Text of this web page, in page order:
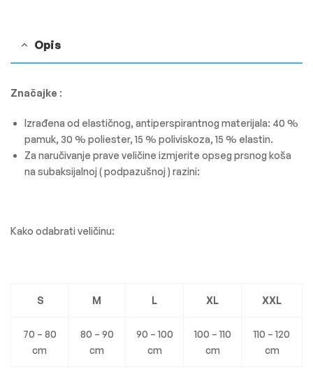
Opis
Značajke :
Izrađena od elastičnog, antiperspirantnog materijala: 40 %
pamuk, 30 % poliester, 15 % poliviskoza, 15 % elastin.
Za naručivanje prave veličine izmjerite opseg prsnog koša
na subaksijalnoj ( podpazušnoj ) razini:
Kako odabrati veličinu:
S M L XL XXL
70 – 80
cm
80 – 90
cm
90 – 100
cm
100 – 110
cm
110 – 120
cm